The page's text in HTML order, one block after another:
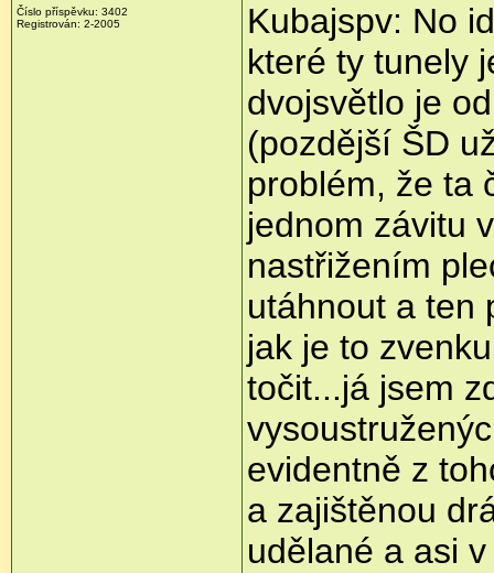
Číslo příspěvku: 3402
Registrován: 2-2005
Kubajspv: No
které ty tunely
dvojsvětlo je
(pozdější ŠD
problém, že ta
jednom závitu
nastřižením
utáhnout a ten
jak je to
točit...já jsem
evidentně z
a zajištěnou
udělané a asi